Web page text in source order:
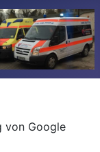
von Google